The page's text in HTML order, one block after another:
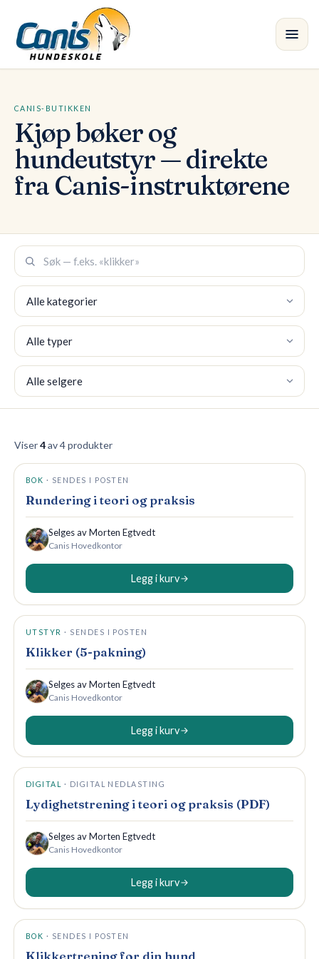
Skip to main content
Kurs
Avdelinger
Instruktører
Blogg
CANIS-BUTIKKEN
Kjøp bøker og
hundeutstyr — direkte
fra Canis-instruktørene
Søk i butikken
Kategori
Type
Selger
Viser4av 4 produkter
BOK · SENDES I POSTEN
Rundering i teori og praksis
Selges avMorten Egtvedt
Canis Hovedkontor
Legg i kurv
129 NOK
UTSTYR · SENDES I POSTEN
Klikker (5-pakning)
Selges avMorten Egtvedt
Canis Hovedkontor
Legg i kurv
498 NOK
DIGITAL · DIGITAL NEDLASTING
Lydighetstrening i teori og praksis (PDF)
Selges avMorten Egtvedt
Canis Hovedkontor
Legg i kurv
359 NOK
BOK · SENDES I POSTEN
Klikkertrening for din hund